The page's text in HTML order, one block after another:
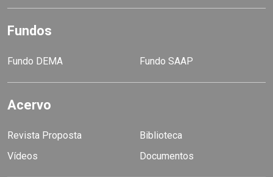
Fundos
Fundo DEMA Fundo SAAP
Acervo
Revista Proposta
Biblioteca
Vídeos
Documentos